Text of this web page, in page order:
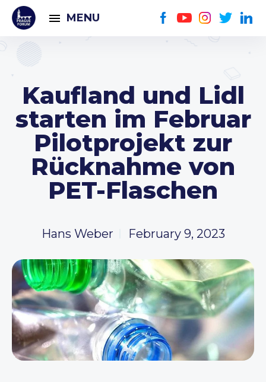
MENU
Kaufland und Lidl
starten im Februar
Pilotprojekt zur
Rücknahme von
PET-Flaschen
Hans Weber February 9, 2023